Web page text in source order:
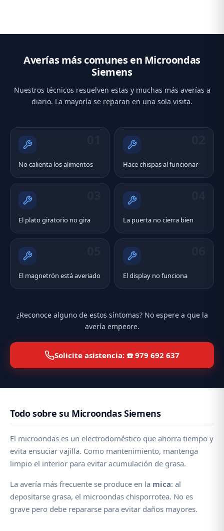
Averías más comunes en Microondas
Siemens
Nuestros técnicos resuelven estas y muchas más averías a
diario. La mayoría se reparan en una sola visita.
No calienta los alimentos Hace chispas al funcionar
El plato giratorio no gira La puerta no cierra bien
El magnetrón está averiado El display no funciona
¿Reconoce alguno de estos síntomas? No espere a que la
avería empeore.
Solicite asistencia: ☎️ 979 692 637
Todo sobre su Microondas Siemens
El microondas es un electrodoméstico que ahorra tiempo y
evita ensuciar vajilla. Como mantenimiento, mantenga
limpio el interior para evitar acumulación de grasa.
La avería más frecuente se produce en la mica: al
depositarse grasa, el microondas chisporrotea. No es
grave pero debe repararse para evitar daños mayores.